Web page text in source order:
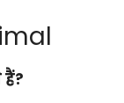
हैं?